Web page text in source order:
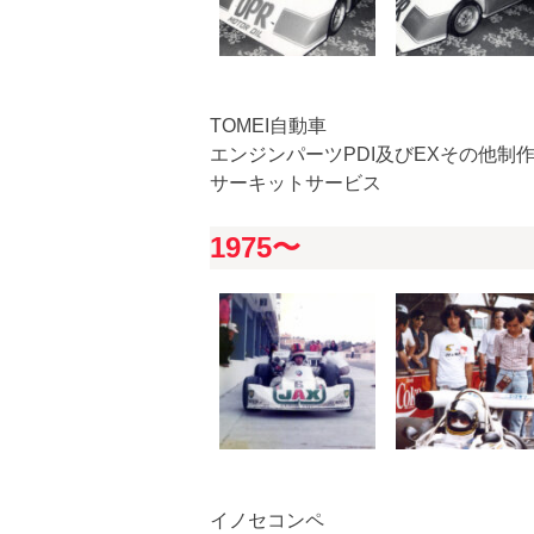
TOMEI自動車
エンジンパーツPDI及びEXその他制作
サーキットサービス
1975〜
イノセコンペ